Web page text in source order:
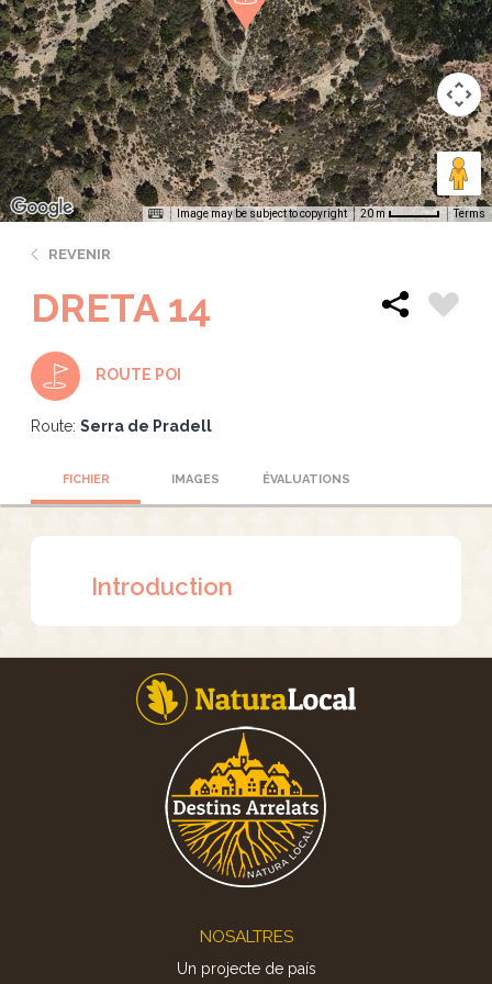
Image may be subject to copyright 20 m Terms
REVENIR
DRETA 14
ROUTE POI
Route: Serra de Pradell
FICHIER IMAGES ÉVALUATIONS
Introduction
NOSALTRES
Un projecte de país